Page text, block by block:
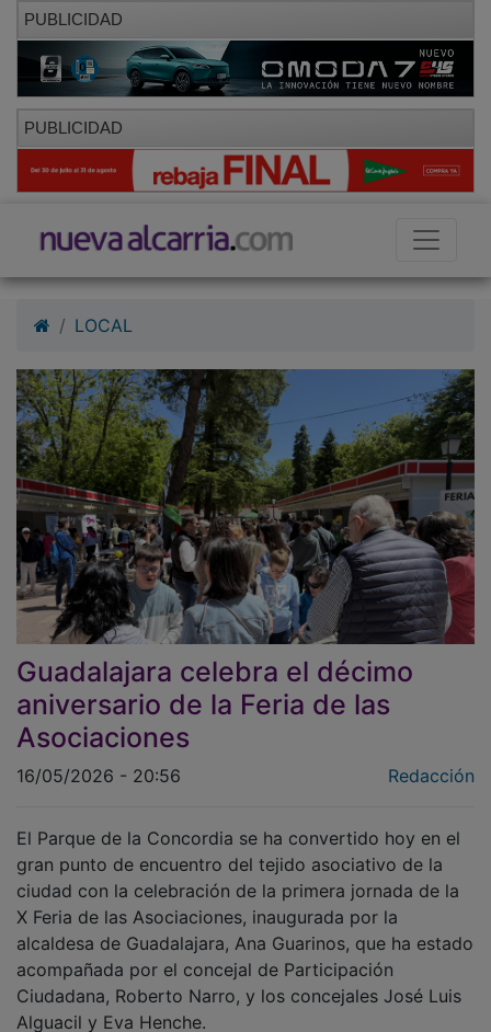
PUBLICIDAD
PUBLICIDAD
Guadalajara celebra el décimo
aniversario de la Feria de las
Asociaciones
gran punto de encuentro del tejido asociativo de la
ciudad con la celebración de la primera jornada de la
X Feria de las Asociaciones, inaugurada por la
alcaldesa de Guadalajara, Ana Guarinos, que ha estado
acompañada por el concejal de Participación
Ciudadana, Roberto Narro, y los concejales José Luis
Alguacil y Eva Henche.